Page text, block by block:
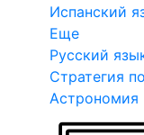
Испанский
Еще
Русский
Стратегия
Астрономия